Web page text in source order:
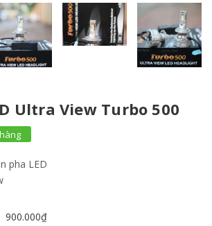
Ultra View Turbo 500
pha LED
900.000₫